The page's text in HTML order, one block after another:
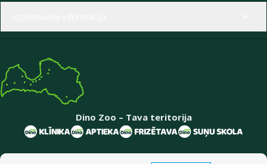
Dino Zoo – Tava teritorija